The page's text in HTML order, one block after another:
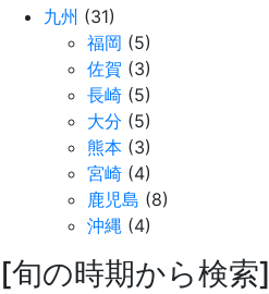
九州 (31)
福岡 (5)
佐賀 (3)
長崎 (5)
大分 (5)
熊本 (3)
宮崎 (4)
鹿児島 (8)
沖縄 (4)
[旬の時期から検索]